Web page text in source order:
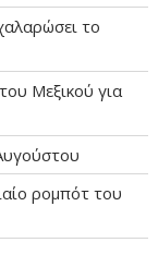
το
Μεξικού για
ρομπότ του